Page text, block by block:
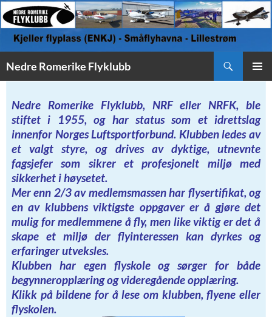
Nedre Romerike Flyklubb
INNHOLD
Nedre Romerike Flyklubb, NRF eller NRFK, ble
stiftet i 1955, og har status som et idrettslag
innenfor Norges Luftsportforbund. Klubben ledes av
et valgt styre, og drives av dyktige, utnevnte
fagsjefer som sikrer et profesjonelt miljø med
sikkerhet i høysetet.
Mer enn 2/3 av medlemsmassen har flysertifikat, og
en av klubbens viktigste oppgaver er å gjøre det
mulig for medlemmene å fly, men like viktig er det å
skape et miljø der flyinteressen kan dyrkes og
erfaringer utveksles.
Klubben har egen flyskole og sørger for både
begynneropplæring og videregående opplæring.
Klikk på bildene for å lese om klubben, flyene eller
flyskolen.